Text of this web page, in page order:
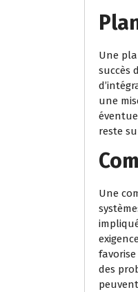
Une
succès
une
reste
Une
des